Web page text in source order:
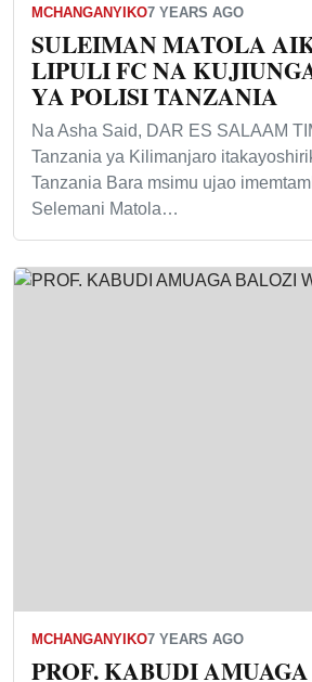
MCHANGANYIKO7 YEARS AGO
SULEIMAN MATOLA
LIPULI FC NA
YA POLISI TANZANIA
Na Asha Said, DAR ES SALAAM
Tanzania ya Kilimanjaro
Tanzania Bara msimu ujao
Selemani Matola…
MCHANGANYIKO7 YEARS AGO
PROF. KABUDI